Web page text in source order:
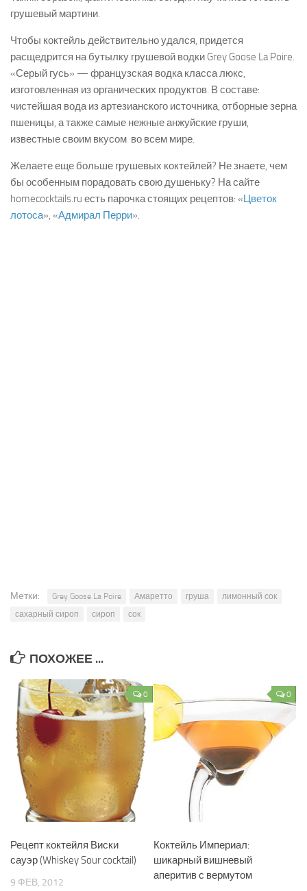
грушевый мартини.
Чтобы коктейль действительно удался, придется
расщедрится на бутылку грушевой водки Grey Goose La Poire.
«Серый гусь» — французская водка класса люкс,
изготовленная из органических продуктов. В составе:
чистейшая вода из артезианского источника, отборные зерна
пшеницы, а также самые нежные анжуйские груши,
известные своим вкусом во всем мире.
Желаете еще больше грушевых коктейлей? Не знаете, чем
бы особенным порадовать свою душеньку? На сайте
homecocktails.ru есть парочка стоящих рецептов: «Цветок
лотоса», «Адмирал Перри».
Метки: Grey Goose La Poire Амаретто груша
лимонный сок
сахарный сироп
сироп сок
ПОХОЖЕЕ ...
0
Рецепт коктейля Виски
сауэр (Whiskey Sour cocktail)
9 ФЕВ, 2012
0
Коктейль Империал:
шикарный вишневый
аперитив с вермутом